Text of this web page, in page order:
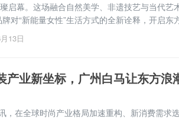
启幕。这场融合自然美学、非遗技艺与当代艺
对“新能量女性”生活方式的全新诠释，开启东
章。溯源自然本真，以“创新”掀起时尚浪潮发布会
中国传统吉祥纹样、景德...
13日
产业新坐标，广州白马让东方浪
，在全球时尚产业格局加速重构、新消费需求